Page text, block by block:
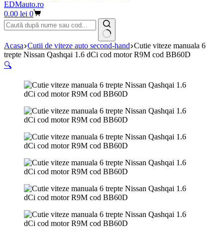
EDMauto.ro
Coș
de
cumpărături
0.00 lei 0
Niciun
rezultat
Acasa Cutii de viteze auto second-hand Cutie viteze manuala 6
trepte Nissan Qashqai 1.6 dCi cod motor R9M cod BB60D
🔍